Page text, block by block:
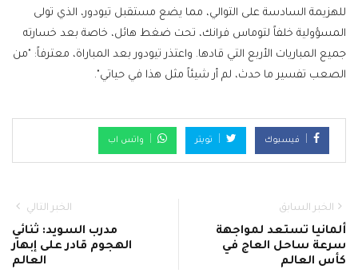
للهزيمة السادسة على التوالي، مما يضع مستقبل تيودور، الذي تولى
المسؤولية خلفاً لتوماس فرانك، تحت ضغط هائل، خاصة بعد خسارته
جميع المباريات الأربع التي قادها. واعتذر تيودور بعد المباراة، معترفاً: "من
الصعب تفسير ما حدث، لم أر شيئاً مثل هذا في حياتي".
فيسبوك تويتر واتس اب
الخبر السابق
ألمانيا تستعد لمواجهة
سرعة ساحل العاج في
كأس العالم
الخبر التالي
مدرب السويد: ثنائي
الهجوم قادر على إبهار
العالم